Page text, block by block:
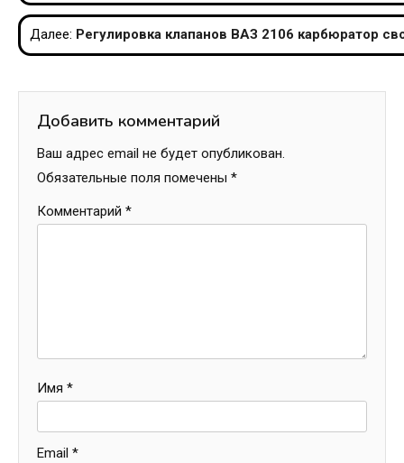
по
записям
Далее: Регулировка клапанов ВАЗ 2106 карбюратор
Добавить комментарий
Ваш адрес email не будет опубликован.
Обязательные поля помечены *
Комментарий *
Имя *
Email *